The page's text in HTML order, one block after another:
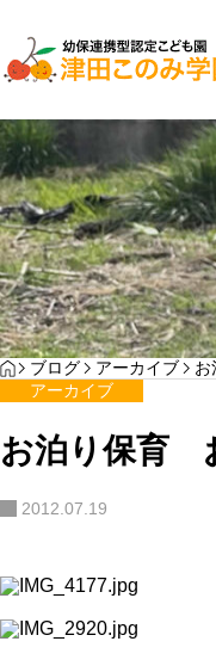
子育て支援
わんぱく通信7月号
…
サンプルテ
HOME
ブログ アーカイブ
アーカイブ
お泊り保育
2012.07.19